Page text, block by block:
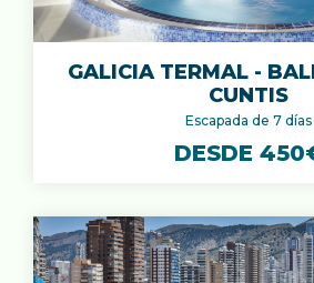
GALICIA TERMAL -
CUNTIS
Escapada de 7 días
DESDE